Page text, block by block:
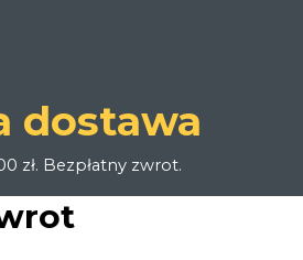
dostawa
zł. Bezpłatny zwrot.